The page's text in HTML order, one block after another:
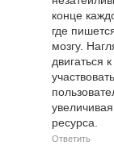
конце
где
мозгу.
двигаться
ресурса.
Ответить